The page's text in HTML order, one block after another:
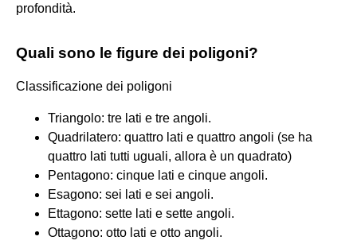
profondità.
Quali sono le figure dei poligoni?
Classificazione dei poligoni
Triangolo: tre lati e tre angoli.
Quadrilatero: quattro lati e quattro angoli (se ha
quattro lati tutti uguali, allora è un quadrato)
Pentagono: cinque lati e cinque angoli.
Esagono: sei lati e sei angoli.
Ettagono: sette lati e sette angoli.
Ottagono: otto lati e otto angoli.